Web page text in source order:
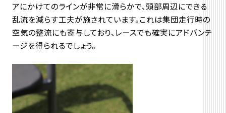
アにかけてのラインが非常に滑らかで、頭部周辺にできる
乱流を減らす工夫が施されています。これは集団走行時の
空気の整流にも寄与しており、レースでも確実にアドバンテ
ージを得られるでしょう。